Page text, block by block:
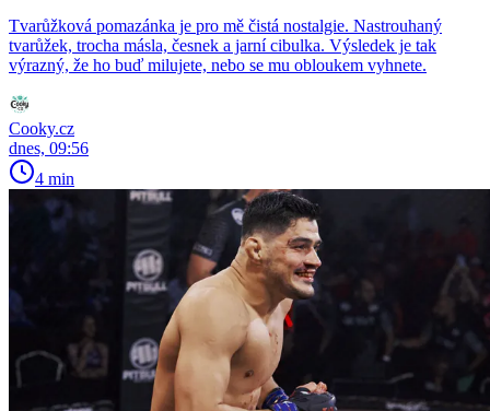
Tvarůžková pomazánka je pro mě čistá nostalgie. Nastrouhaný
tvarůžek, trocha másla, česnek a jarní cibulka. Výsledek je tak
výrazný, že ho buď milujete, nebo se mu obloukem vyhnete.
Cooky.cz
dnes, 09:56
4 min